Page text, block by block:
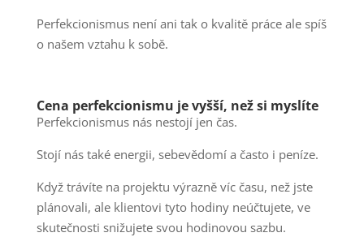
Perfekcionismus není ani tak o kvalitě práce ale spíš
o našem vztahu k sobě.
Cena perfekcionismu je vyšší, než si myslíte
Perfekcionismus nás nestojí jen čas.
Stojí nás také energii, sebevědomí a často i peníze.
Když trávíte na projektu výrazně víc času, než jste
plánovali, ale klientovi tyto hodiny neúčtujete, ve
skutečnosti snižujete svou hodinovou sazbu.